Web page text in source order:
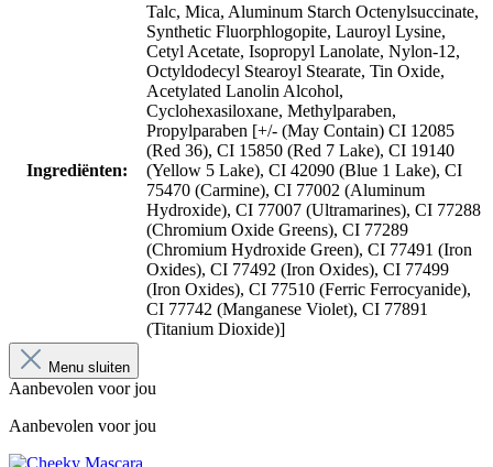
Ingrediënten:
Talc, Mica, Aluminum Starch Octenylsuccinate,
Synthetic Fluorphlogopite, Lauroyl Lysine,
Cetyl Acetate, Isopropyl Lanolate, Nylon-12,
Octyldodecyl Stearoyl Stearate, Tin Oxide,
Acetylated Lanolin Alcohol,
Cyclohexasiloxane, Methylparaben,
Propylparaben [+/- (May Contain) CI 12085
(Red 36), CI 15850 (Red 7 Lake), CI 19140
(Yellow 5 Lake), CI 42090 (Blue 1 Lake), CI
75470 (Carmine), CI 77002 (Aluminum
Hydroxide), CI 77007 (Ultramarines), CI 77288
(Chromium Oxide Greens), CI 77289
(Chromium Hydroxide Green), CI 77491 (Iron
Oxides), CI 77492 (Iron Oxides), CI 77499
(Iron Oxides), CI 77510 (Ferric Ferrocyanide),
CI 77742 (Manganese Violet), CI 77891
(Titanium Dioxide)]
Menu sluiten
Aanbevolen voor jou
Aanbevolen voor jou